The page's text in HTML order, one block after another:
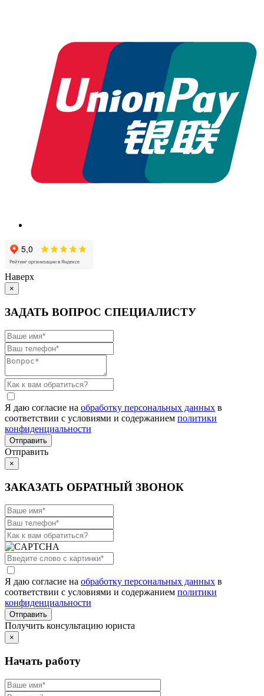
Наверх
×
ЗАДАТЬ ВОПРОС СПЕЦИАЛИСТУ
Я даю согласие на обработку персональных данных в
соответствии с условиями и содержанием политики
конфиденциальности
Отправить
×
ЗАКАЗАТЬ ОБРАТНЫЙ ЗВОНОК
Я даю согласие на обработку персональных данных в
соответствии с условиями и содержанием политики
конфиденциальности
Получить консультацию юриста
×
Начать работу